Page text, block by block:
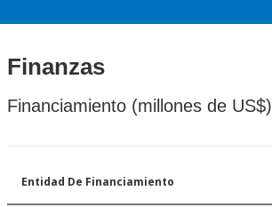
Finanzas
Financiamiento (millones de US$)
Entidad De Financiamiento